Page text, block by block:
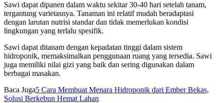
Sawi dapat dipanen dalam waktu sekitar 30-40 hari setelah tanam,
tergantung varietasnya. Tanaman ini relatif mudah beradaptasi
dengan larutan nutrisi standar dan tidak memerlukan kondisi
lingkungan yang terlalu spesifik.
Sawi dapat ditanam dengan kepadatan tinggi dalam sistem
hidroponik, memaksimalkan penggunaan ruang yang tersedia. Sawi
juga memiliki nilai gizi yang baik dan sering digunakan dalam
berbagai masakan.
Baca Juga5 Cara Membuat Menara Hidroponik dari Ember Bekas,
Solusi Berkebun Hemat Lahan